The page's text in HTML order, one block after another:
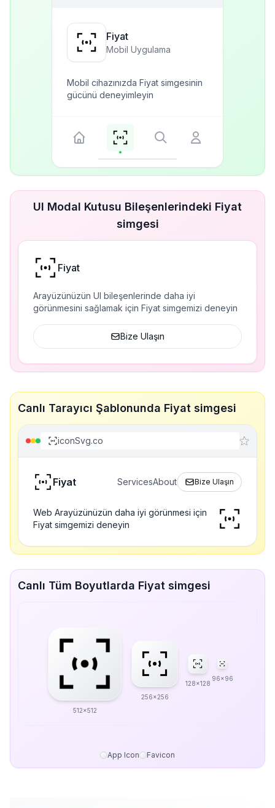
Fiyat
Mobil Uygulama
Mobil cihazınızda Fiyat simgesinin
gücünü deneyimleyin
UI Modal Kutusu Bileşenlerindeki Fiyat
simgesi
Fiyat
Arayüzünüzün UI bileşenlerinde daha iyi
görünmesini sağlamak için Fiyat simgemizi deneyin
Bize Ulaşın
Canlı Tarayıcı Şablonunda Fiyat simgesi
iconSvg.co
Fiyat ServicesAbout Bize Ulaşın
Web Arayüzünüzün daha iyi görünmesi için
Fiyat simgemizi deneyin
Canlı Tüm Boyutlarda Fiyat simgesi
512x512
256x256
128x128
96x96
App Icon Favicon